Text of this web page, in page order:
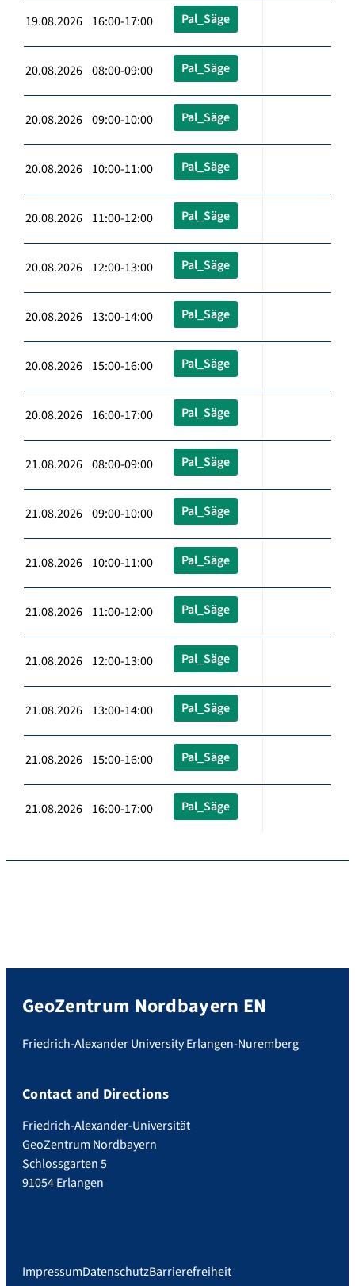
19.08.2026 16:00-17:00 Pal_Säge
20.08.2026 08:00-09:00 Pal_Säge
20.08.2026 09:00-10:00 Pal_Säge
20.08.2026 10:00-11:00 Pal_Säge
20.08.2026 11:00-12:00 Pal_Säge
20.08.2026 12:00-13:00 Pal_Säge
20.08.2026 13:00-14:00 Pal_Säge
20.08.2026 15:00-16:00 Pal_Säge
20.08.2026 16:00-17:00 Pal_Säge
21.08.2026 08:00-09:00 Pal_Säge
21.08.2026 09:00-10:00 Pal_Säge
21.08.2026 10:00-11:00 Pal_Säge
21.08.2026 11:00-12:00 Pal_Säge
21.08.2026 12:00-13:00 Pal_Säge
21.08.2026 13:00-14:00 Pal_Säge
21.08.2026 15:00-16:00 Pal_Säge
21.08.2026 16:00-17:00 Pal_Säge
GeoZentrum Nordbayern EN
Friedrich-Alexander University Erlangen-Nuremberg
Contact and Directions
Friedrich-Alexander-Universität
GeoZentrum Nordbayern
Schlossgarten 5
91054 Erlangen
ImpressumDatenschutzBarrierefreiheit